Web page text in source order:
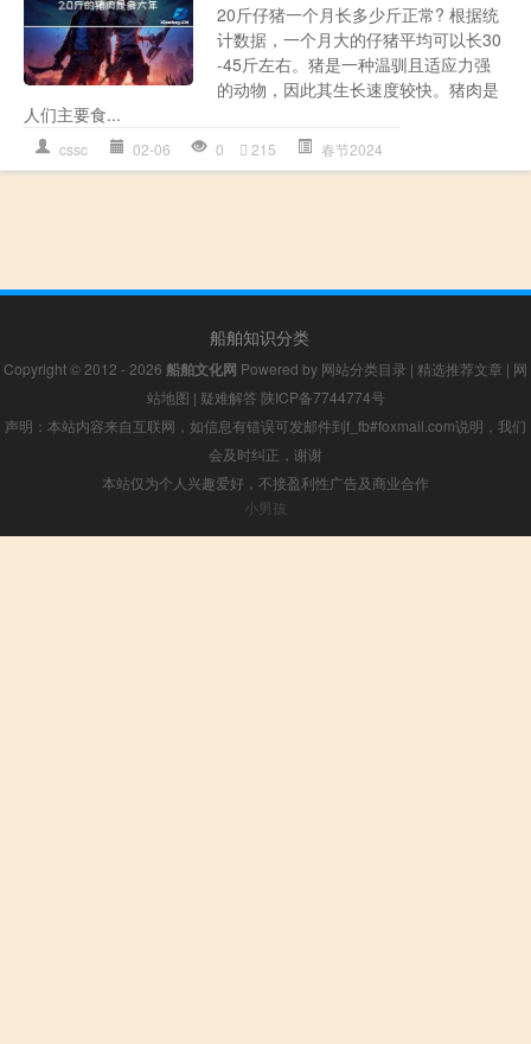
20斤仔猪一个月长多少斤正常? 根据统
计数据，一个月大的仔猪平均可以长30
-45斤左右。猪是一种温驯且适应力强
的动物，因此其生长速度较快。猪肉是
人们主要食...
cssc 02-06 0 215 春节2024
船舶知识分类
Copyright © 2012 - 2026 船舶文化网 Powered by 网站分类目录 | 精选推荐文章 | 网
站地图 | 疑难解答 陕ICP备7744774号
声明：本站内容来自互联网，如信息有错误可发邮件到f_fb#foxmail.com说明，我们
会及时纠正，谢谢
本站仅为个人兴趣爱好，不接盈利性广告及商业合作
小男孩